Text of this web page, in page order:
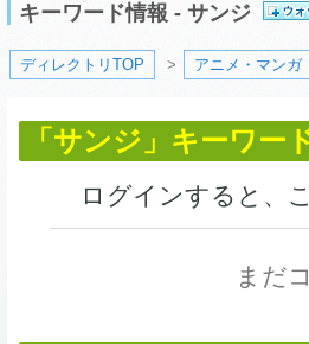
キーワード情報 - サンジ
ディレクトリTOP > アニメ・マンガ
「サンジ」キーワー
ログインすると、
まだ